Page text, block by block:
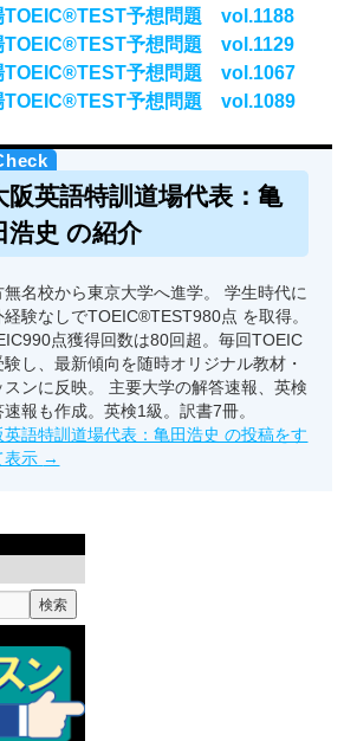
TOEIC®TEST予想問題 vol.1188
TOEIC®TEST予想問題 vol.1129
TOEIC®TEST予想問題 vol.1067
TOEIC®TEST予想問題 vol.1089
阪英語特訓道場代表：亀
浩史 の紹介
無名校から東京大学へ進学。 学生時代に
経験なしでTOEIC®TEST980点 を取得。
点獲得回数は80回超。毎回TOEIC
験し、最新傾向を随時オリジナル教材・
スンに反映。 主要大学の解答速報、英検
速報も作成。英検1級。訳書7冊。
英語特訓道場代表：亀田浩史 の投稿をす
表示 →